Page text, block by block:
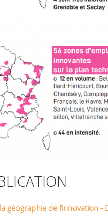
géographie de l’innovation -